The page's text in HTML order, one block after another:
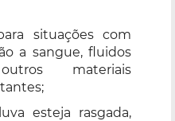
situações com
a sangue, fluidos
materiais
esteja rasgada,